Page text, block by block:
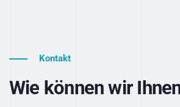
Kontakt
Wie können wir